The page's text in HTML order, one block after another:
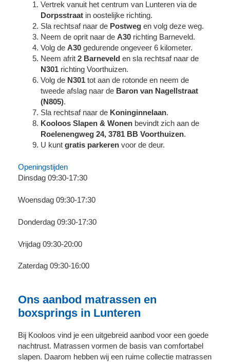
Vertrek vanuit het centrum van Lunteren via de
Dorpsstraatin oostelijke richting.
Sla rechtsaf naar de Postwegen volg deze weg.
Neem de oprit naar de A30richting Barneveld.
Volg de A30gedurende ongeveer 6 kilometer.
Neem afrit 2 Barneveld en sla rechtsaf naar de
N301richting Voorthuizen.
Volg de N301tot aan de rotonde en neem de
tweede afslag naar de Baron van Nagellstraat
(N805).
Sla rechtsaf naar de Koninginnelaan.
Kooloos Slapen & Wonenbevindt zich aan de
Roelenengweg 24, 3781 BB Voorthuizen.
U kunt gratis parkerenvoor de deur.
Openingstijden
Dinsdag 09:30-17:30
Woensdag 09:30-17:30
Donderdag 09:30-17:30
Vrijdag 09:30-20:00
Zaterdag 09:30-16:00
Ons aanbod matrassen en
boxsprings in Lunteren
Bij Kooloos vind je een uitgebreid aanbod voor een goede
nachtrust. Matrassen vormen de basis van comfortabel
slapen. Daarom hebben wij een ruime collectie matrassen